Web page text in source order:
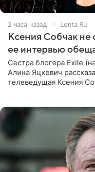
2 часа назад Lenta.Ru
Ксения Собчак не
ее интервью
Сестра блогера Exile
Алина Яцкевич
телеведущая Ксения